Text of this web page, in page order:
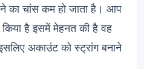
का चांस कम हो जाता है। आप
है इसमें मेहनत की है वह
अकाउंट को स्ट्रांग बनाने